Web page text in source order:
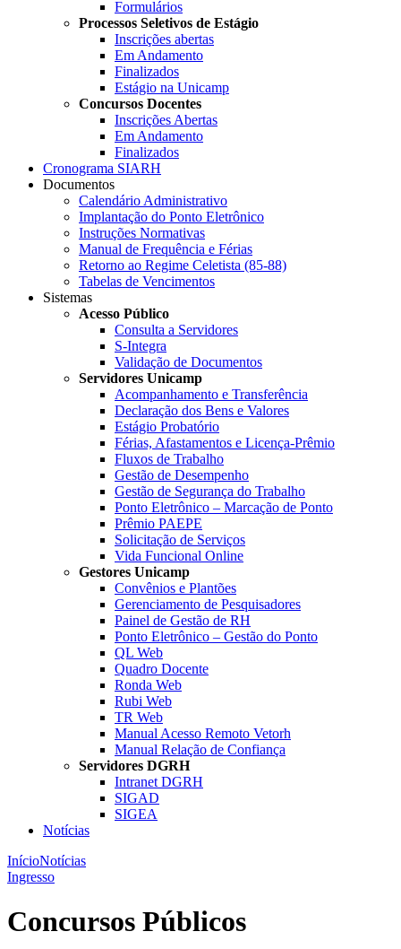
Formulários
Processos Seletivos de Estágio
Inscrições abertas
Em Andamento
Finalizados
Estágio na Unicamp
Concursos Docentes
Inscrições Abertas
Em Andamento
Finalizados
Cronograma SIARH
Documentos
Calendário Administrativo
Implantação do Ponto Eletrônico
Instruções Normativas
Manual de Frequência e Férias
Retorno ao Regime Celetista (85-88)
Tabelas de Vencimentos
Sistemas
Acesso Público
Consulta a Servidores
S-Integra
Validação de Documentos
Servidores Unicamp
Acompanhamento e Transferência
Declaração dos Bens e Valores
Estágio Probatório
Férias, Afastamentos e Licença-Prêmio
Fluxos de Trabalho
Gestão de Desempenho
Gestão de Segurança do Trabalho
Ponto Eletrônico – Marcação de Ponto
Prêmio PAEPE
Solicitação de Serviços
Vida Funcional Online
Gestores Unicamp
Convênios e Plantões
Gerenciamento de Pesquisadores
Painel de Gestão de RH
Ponto Eletrônico – Gestão do Ponto
QL Web
Quadro Docente
Ronda Web
Rubi Web
TR Web
Manual Acesso Remoto Vetorh
Manual Relação de Confiança
Servidores DGRH
Intranet DGRH
SIGAD
SIGEA
Notícias
InícioNotícias
Ingresso
Concursos Públicos